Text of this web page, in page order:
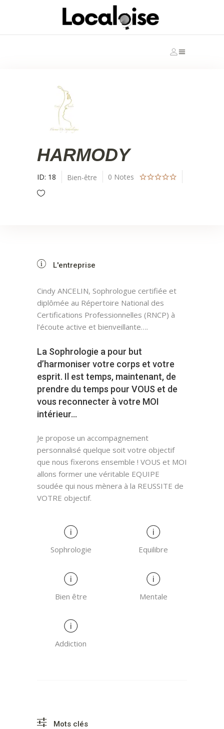
HARMODY
ID: 18 Bien-être 0 Notes
L'entreprise
Cindy ANCELIN, Sophrologue certifiée et
diplômée au Répertoire National des
Certifications Professionnelles (RNCP) à
l’écoute active et bienveillante….
La Sophrologie a pour but
d’harmoniser votre corps et votre
esprit. Il est temps, maintenant, de
prendre du temps pour VOUS et de
vous reconnecter à votre MOI
intérieur…
Je propose un accompagnement
personnalisé quelque soit votre objectif
que nous fixerons ensemble ! VOUS et MOI
allons former une véritable EQUIPE
soudée qui nous mènera à la REUSSITE de
VOTRE objectif.
Sophrologie Equilibre
Bien être Mentale
Addiction
Mots clés